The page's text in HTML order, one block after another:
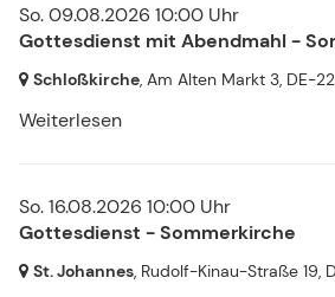
So. 09.08.2026 10:00 Uhr
Gottesdienst mit Abendmahl -
Schloßkirche, Am Alten Markt 3, DE-
Weiterlesen
So. 16.08.2026 10:00 Uhr
Gottesdienst - Sommerkirche
St. Johannes, Rudolf-Kinau-Straße 19,